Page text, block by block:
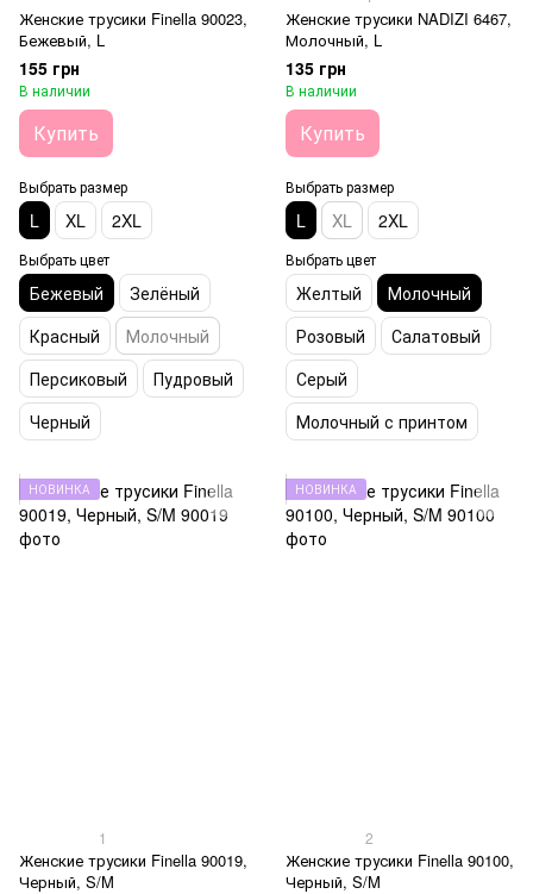
Женские трусики Finella 90023,
Бежевый, L
155 грн
В наличии
Купить
Выбрать размер
L XL 2XL
Выбрать цвет
Бежевый
Зелёный
Красный
Молочный
Персиковый
Пудровый
Черный
Женские трусики NADIZI 6467,
Молочный, L
135 грн
В наличии
Купить
Выбрать размер
L XL 2XL
Выбрать цвет
Желтый
Молочный
Розовый
Салатовый
Серый
Молочный с принтом
НОВИНКА
1
Женские трусики Finella 90019,
Черный, S/M
НОВИНКА
2
Женские трусики Finella 90100,
Черный, S/M